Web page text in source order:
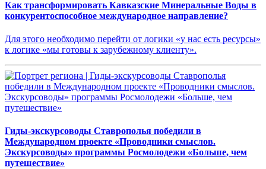
Как трансформировать Кавказские Минеральные Воды в
конкурентоспособное международное направление?
Для этого необходимо перейти от логики «у нас есть ресурсы»
к логике «мы готовы к зарубежному клиенту».
Гиды-экскурсоводы Ставрополья победили в
Международном проекте «Проводники смыслов.
Экскурсоводы» программы Росмолодежи «Больше, чем
путешествие»